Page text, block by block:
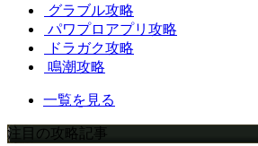
グラブル攻略
パワプロアプリ攻略
ドラガク攻略
鳴潮攻略
一覧を見る
注目の攻略記事